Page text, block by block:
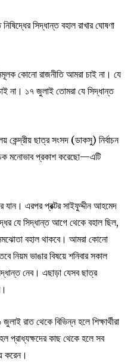
নিষিদ্ধের সিদ্ধান্ত বহাল রাখার ঘোষণা
কোনো রাজনীতি আমরা চাই না। যে
না। ১৭ জুলাই তোমরা যে সিদ্ধান্ত
কেন্দ্রীয় ছাত্র সংসদ (ডাকসু) নির্বাচন
মনোভাব প্রকাশ করেছো—এটি
যান। এরপর প্রক্টর সাইফুদ্দীন আহমেদ
যে সিদ্ধান্ত আগে থেকে বহাল ছিল,
বহাল থাকবে। আমরা কোনো
নিয়ম ভাঙার বিষয়ে শনিবার সকাল
নেব। এছাড়া যেসব ছাত্র
রাত থেকে বিভিন্ন হলে শিক্ষার্থীরা
প্রাধ্যক্ষদের কাছ থেকে হলে সব
করেন।